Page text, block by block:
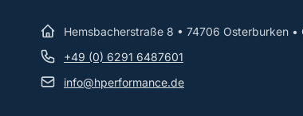
Hemsbacherstraße 8 • 74706 Osterburken •
+49 (0) 6291 6487601
info@hperformance.de